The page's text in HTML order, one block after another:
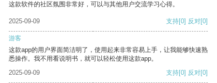
这款软件的社区氛围非常好，可以与其他用户交流学习心得。
2025-09-09 支持[0] 反对[0]
游客
这款app的用户界面简洁明了，使用起来非常容易上手，让我能够快速熟
悉操作。我不用看说明书，就可以轻松使用这款app。
2025-09-09
支持[0] 反对[0]